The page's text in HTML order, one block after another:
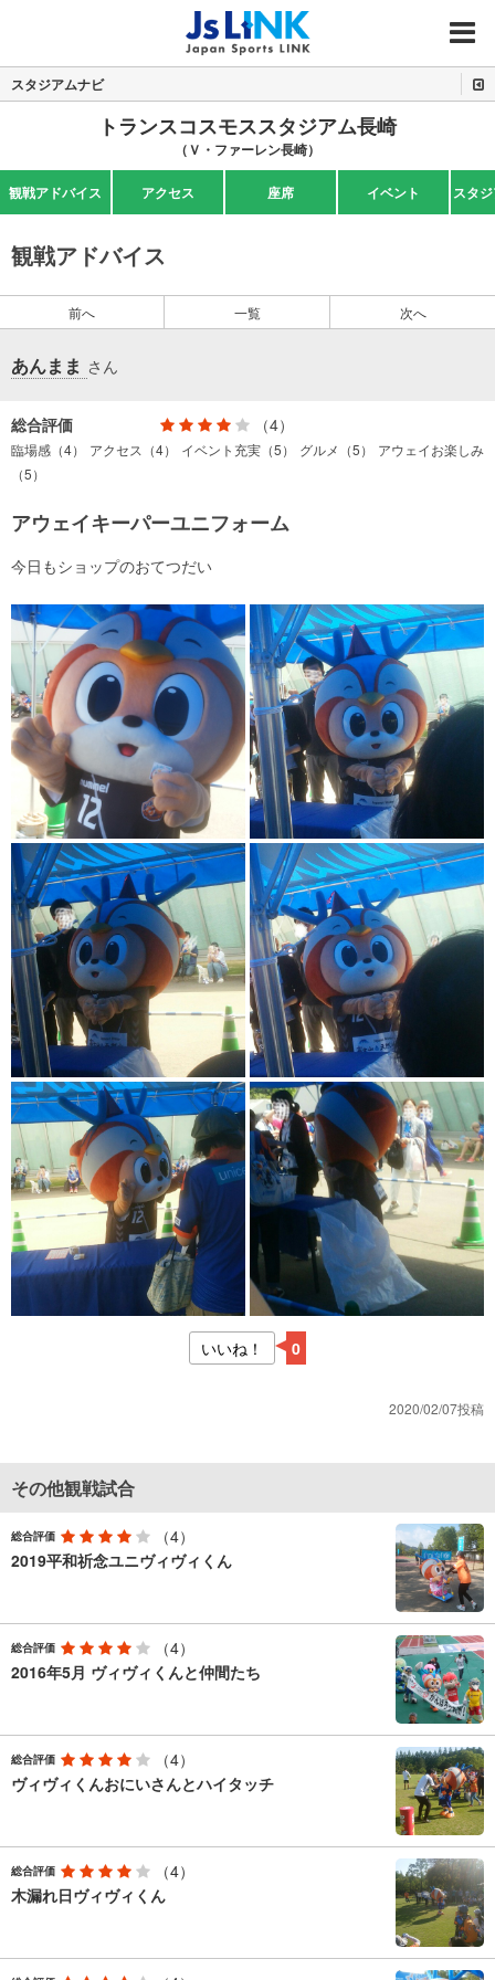
MENU
スタジアムナビ
トランスコスモススタジアム長崎
（Ｖ・ファーレン長崎）
観戦アドバイス アクセス 座席 イベント スタ
観戦アドバイス
前へ 一覧 次へ
あんまま さん
総合評価 （4）
臨場感（4） アクセス（4） イベント充実（5） グルメ（5）
アウェイお楽しみ
（5）
アウェイキーパーユニフォーム
今日もショップのおてつだい
いいね！ 0
2020/02/07投稿
その他観戦試合
総合評価
（4）
2019平和祈念ユニヴィヴィくん
総合評価
（4）
2016年5月 ヴィヴィくんと仲間たち
総合評価
（4）
ヴィヴィくんおにいさんとハイタッチ
総合評価
（4）
木漏れ日ヴィヴィくん